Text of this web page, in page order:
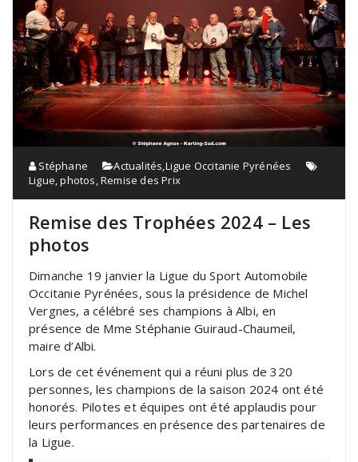
Stéphane Actualités,Ligue Occitanie Pyrénées
Ligue,photos,Remise des Prix
Remise des Trophées 2024 – Les
photos
Dimanche 19 janvier la Ligue du Sport Automobile
Occitanie Pyrénées, sous la présidence de Michel
Vergnes, a célébré ses champions à Albi, en
présence de Mme Stéphanie Guiraud-Chaumeil,
maire d’Albi.
Lors de cet événement qui a réuni plus de 320
personnes, les champions de la saison 2024 ont été
honorés. Pilotes et équipes ont été applaudis pour
leurs performances en présence des partenaires de
la Ligue.